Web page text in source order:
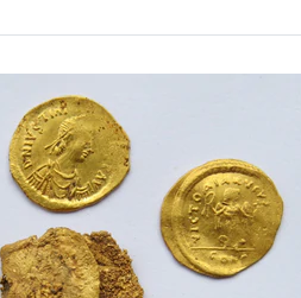
Xu hướng thị trường
Tiêu dùng và dư luận
Công nghệ